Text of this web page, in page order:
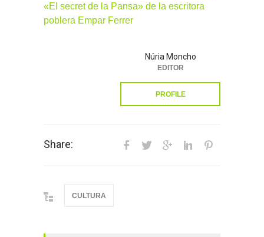
«El secret de la Pansa» de la escritora
poblera Empar Ferrer
Núria Moncho
EDITOR
PROFILE
Share:
CULTURA